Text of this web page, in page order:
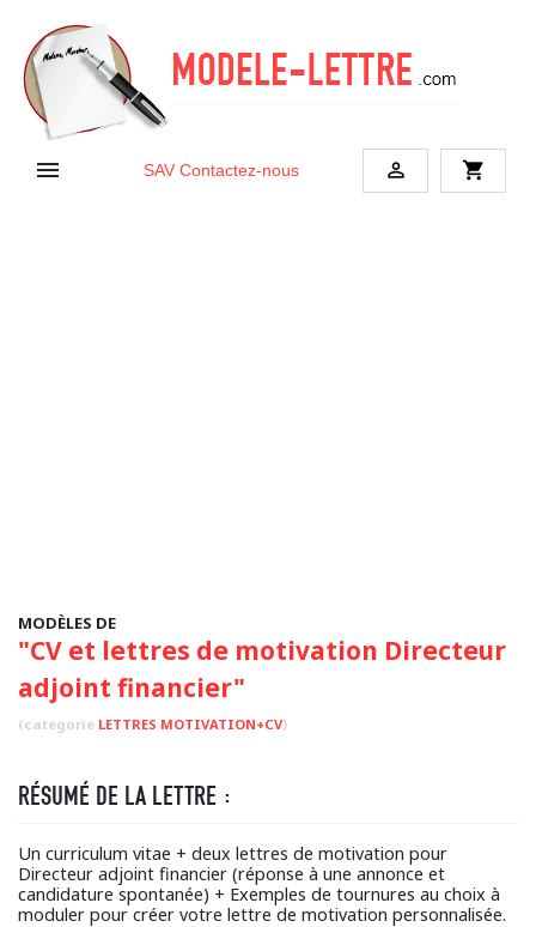
 SAV Contactez-nous  shopping_cart
MODÈLES DE
"CV et lettres de motivation Directeur
adjoint financier"
(categorie LETTRES MOTIVATION+CV)
RÉSUMÉ DE LA LETTRE :
Un curriculum vitae + deux lettres de motivation pour
Directeur adjoint financier (réponse à une annonce et
candidature spontanée) + Exemples de tournures au choix à
moduler pour créer votre lettre de motivation personnalisée.